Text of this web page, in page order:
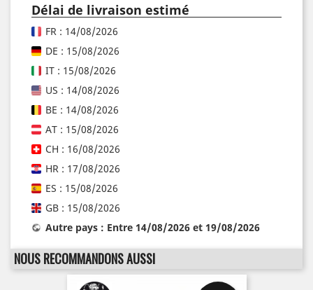
Délai de livraison estimé
FR : 14/08/2026
DE : 15/08/2026
IT : 15/08/2026
US : 14/08/2026
BE : 14/08/2026
AT : 15/08/2026
CH : 16/08/2026
HR : 17/08/2026
ES : 15/08/2026
GB : 15/08/2026
Autre pays : Entre 14/08/2026 et 19/08/2026
NOUS RECOMMANDONS AUSSI